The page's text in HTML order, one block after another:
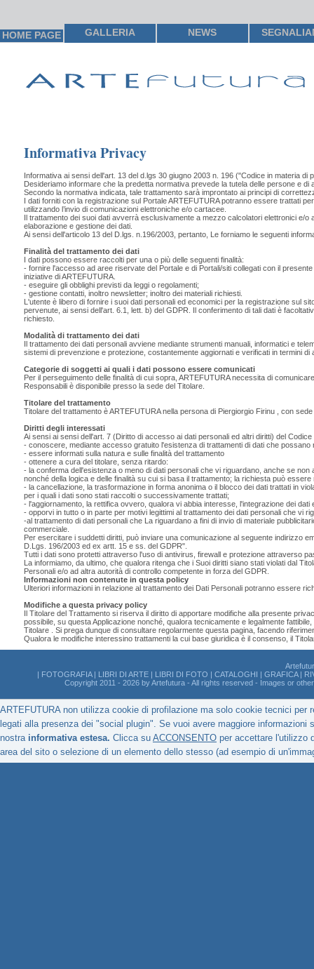
HOME PAGE GALLERIA NEWS
Informativa Privacy
Informativa ai sensi dell'art. 13 del d.lgs 30 giugno 2003 n. 196 ("Codice in materia
Desideriamo informare che la predetta normativa prevede la tutela delle persone e
Secondo la normativa indicata, tale trattamento sarà improntato ai principi di
I dati forniti con la registrazione sul Portale ARTEFUTURA potranno essere trattati
utilizzando l’invio di comunicazioni elettroniche e/o cartacee.
Il trattamento dei suoi dati avverrà esclusivamente a mezzo calcolatori elettronici e/
elaborazione e gestione dei dati.
Ai sensi dell'articolo 13 del D.lgs. n.196/2003, pertanto, Le forniamo le seguenti
Finalità del trattamento dei dati
I dati possono essere raccolti per una o più delle seguenti finalità:
- fornire l'accesso ad aree riservate del Portale e di Portali/siti collegati con il
iniziative di ARTEFUTURA.
- eseguire gli obblighi previsti da leggi o regolamenti;
- gestione contatti, inoltro newsletter; inoltro dei materiali richiesti.
L'utente è libero di fornire i suoi dati personali ed economici per la registrazione sul
pervenute, ai sensi dell'art. 6.1, lett. b) del GDPR. Il conferimento di tali dati è
richiesto.
Modalità di trattamento dei dati
Il trattamento dei dati personali avviene mediante strumenti manuali, informatici e
sistemi di prevenzione e protezione, costantemente aggiornati e verificati in termini di
Categorie di soggetti ai quali i dati possono essere comunicati
Per il perseguimento delle finalità di cui sopra, ARTEFUTURA necessita di
Responsabili è disponibile presso la sede del Titolare.
Titolare del trattamento
Titolare del trattamento è ARTEFUTURA nella persona di Piergiorgio Firinu , con
Diritti degli interessati
Ai sensi ai sensi dell'art. 7 (Diritto di accesso ai dati personali ed altri diritti) del
- conoscere, mediante accesso gratuito l'esistenza di trattamenti di dati che possano
- essere informati sulla natura e sulle finalità del trattamento
- ottenere a cura del titolare, senza ritardo:
- la conferma dell'esistenza o meno di dati personali che vi riguardano, anche se
nonché della logica e delle finalità su cui si basa il trattamento; la richiesta può
- la cancellazione, la trasformazione in forma anonima o il blocco dei dati trattati in
per i quali i dati sono stati raccolti o successivamente trattati;
- l'aggiornamento, la rettifica ovvero, qualora vi abbia interesse, l'integrazione dei dati
- opporvi in tutto o in parte per motivi legittimi al trattamento dei dati personali che vi
-al trattamento di dati personali che La riguardano a fini di invio di materiale
commerciale.
Per esercitare i suddetti diritti, può inviare una comunicazione al seguente indirizzo
D.Lgs. 196/2003 ed ex artt. 15 e ss. del GDPR".
Tutti i dati sono protetti attraverso l'uso di antivirus, firewall e protezione attraverso
La informiamo, da ultimo, che qualora ritenga che i Suoi diritti siano stati violati dal
Personali e/o ad altra autorità di controllo competente in forza del GDPR.
Informazioni non contenute in questa policy
Ulteriori informazioni in relazione al trattamento dei Dati Personali potranno essere
Modifiche a questa privacy policy
Il Titolare del Trattamento si riserva il diritto di apportare modifiche alla presente
possibile, su questa Applicazione nonché, qualora tecnicamente e legalmente
Titolare . Si prega dunque di consultare regolarmente questa pagina, facendo
Qualora le modifiche interessino trattamenti la cui base giuridica è il consenso, il
| FOTOGRAFIA| LIBRI DI ARTE | LIBRI DI FOTO | CATALOGHI | GRAFICA|
Copyright 2011 - 2026 by Artefutura - All rights reserved - Images or
ARTEFUTURA non utilizza cookie di profilazione ma solo cookie tecnici
legati alla presenza dei "social plugin". Se vuoi avere maggiore
nostra informativa estesa. Clicca su ACCONSENTO per accettare l'utilizzo
area del sito o selezione di un elemento dello stesso (ad esempio di